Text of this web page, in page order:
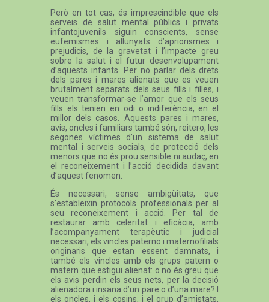
Però en tot cas, és imprescindible que els
serveis de salut mental públics i privats
infantojuvenils siguin conscients, sense
eufemismes i allunyats d’apriorismes i
prejudicis, de la gravetat i l’impacte greu
sobre la salut i el futur desenvolupament
d’aquests infants. Per no parlar dels drets
dels pares i mares alienats que es veuen
brutalment separats dels seus fills i filles, i
veuen transformar-se l’amor que els seus
fills els tenien en odi o indiferència, en el
millor dels casos. Aquests pares i mares,
avis, oncles i familiars també són, reitero, les
segones víctimes d’un sistema de salut
mental i serveis socials, de protecció dels
menors que no és prou sensible ni audaç, en
el reconeixement i l’acció decidida davant
d’aquest fenomen.
És necessari, sense ambigüitats, que
s’estableixin protocols professionals per al
seu reconeixement i acció. Per tal de
restaurar amb celeritat i eficàcia, amb
l’acompanyament terapèutic i judicial
necessari, els vincles paterno i maternofilials
originaris que estan essent damnats, i
també els vincles amb els grups patern o
matern que estigui alienat: o no és greu que
els avis perdin els seus nets, per la decisió
alienadora i insana d’un pare o d’una mare? I
els oncles, i els cosins, i el grup d’amistats,